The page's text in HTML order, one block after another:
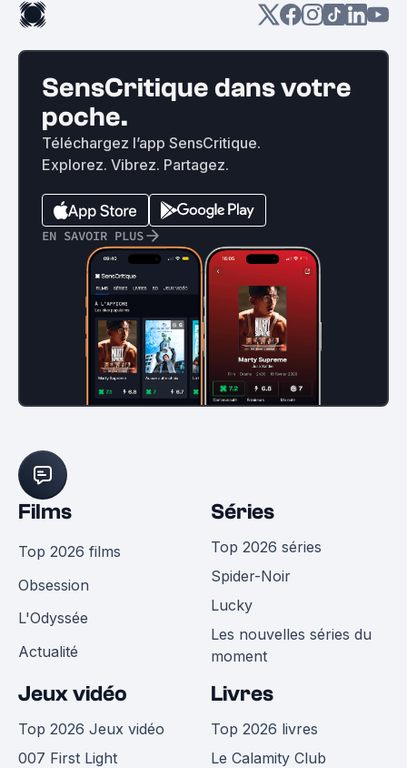
SensCritique dans votre
poche.
Téléchargez l’app SensCritique.
Explorez. Vibrez. Partagez.
EN SAVOIR PLUS
Films
Top 2026 films
Obsession
L'Odyssée
Actualité
Séries
Top 2026 séries
Spider-Noir
Lucky
Les nouvelles séries du
moment
Jeux vidéo
Top 2026 Jeux vidéo
007 First Light
Livres
Top 2026 livres
Le Calamity Club